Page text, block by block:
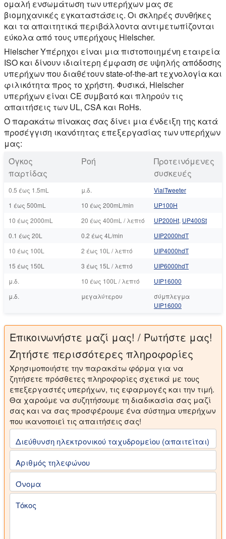
ομαλή ενσωμάτωση των υπερήχων μας σε
βιομηχανικές εγκαταστάσεις. Οι σκληρές συνθήκες
και τα απαιτητικά περιβάλλοντα αντιμετωπίζονται
εύκολα από τους υπερήχους Hielscher.
Hielscher Υπέρηχοι είναι μια πιστοποιημένη εταιρεία
ISO και δίνουν ιδιαίτερη έμφαση σε υψηλής απόδοσης
υπερήχων που διαθέτουν state-of-the-art τεχνολογία και
φιλικότητα προς το χρήστη. Φυσικά, Hielscher
υπερήχων είναι CE συμβατό και πληρούν τις
απαιτήσεις των UL, CSA και RoHs.
Ο παρακάτω πίνακας σας δίνει μια ένδειξη της κατά
προσέγγιση ικανότητας επεξεργασίας των υπερήχων
μας:
Όγκος
παρτίδας
Ροή
Προτεινόμενες
συσκευές
0.5 έως 1.5mL μ.δ.
VialTweeter
1 έως 500mL
10 έως 200mL/min
UP100Η
10 έως 2000mL
20 έως 400mL / λεπτό UP200Ht, UP400St
0.1 έως 20L
0.2 έως 4L/min
UIP2000hdT
10 έως 100L
2 έως 10L / λεπτό
UIP4000hdT
15 έως 150L
3 έως 15L / λεπτό
UIP6000hdT
μ.δ.
10 έως 100L / λεπτό
UIP16000
μ.δ.
μεγαλύτερου
σύμπλεγμα
UIP16000
Επικοινωνήστε μαζί μας! / Ρωτήστε μας!
Ζητήστε περισσότερες πληροφορίες
Χρησιμοποιήστε την παρακάτω φόρμα για να
ζητήσετε πρόσθετες πληροφορίες σχετικά με τους
επεξεργαστές υπερήχων, τις εφαρμογές και την τιμή.
Θα χαρούμε να συζητήσουμε τη διαδικασία σας μαζί
σας και να σας προσφέρουμε ένα σύστημα υπερήχων
που ικανοποιεί τις απαιτήσεις σας!
Διεύθυνση ηλεκτρονικού ταχυδρομείου (απαιτείται)
Αριθμός τηλεφώνου
Όνομα
Τόκος